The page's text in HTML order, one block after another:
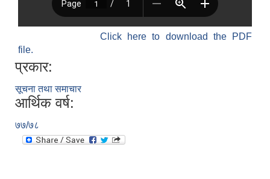
Click here to download the PDF
file.
प्रकार:
सूचना तथा समाचार
आर्थिक वर्ष:
७७/७८